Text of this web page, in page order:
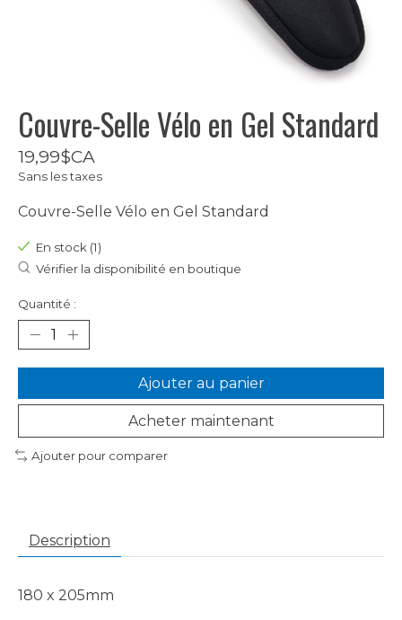
Couvre-Selle Vélo en Gel Standard
19,99$CA
Sans les taxes
Couvre-Selle Vélo en Gel Standard
En stock (1)
Vérifier la disponibilité en boutique
Quantité :
Ajouter au panier
Acheter maintenant
Ajouter pour comparer
Description
180 x 205mm